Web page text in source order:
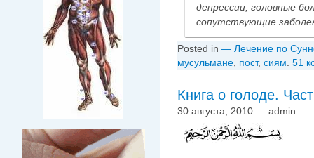
депрессии, головные
сопутствующие
Posted in — Лечение по
мусульмане пост, сиям 51
Книга о голоде.
30 августа, 2010 — admin